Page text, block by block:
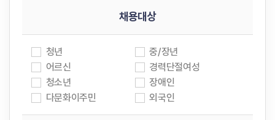
채용대상
청년
중/장년
어르신
경력단절여성
청소년
장애인
다문화이주민
외국인